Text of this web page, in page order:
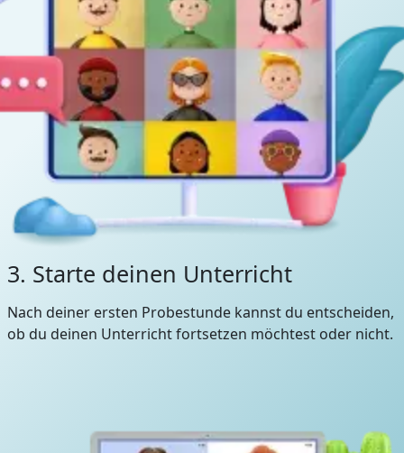
3. Starte deinen Unterricht
Nach deiner ersten Probestunde kannst du entscheiden,
ob du deinen Unterricht fortsetzen möchtest oder nicht.